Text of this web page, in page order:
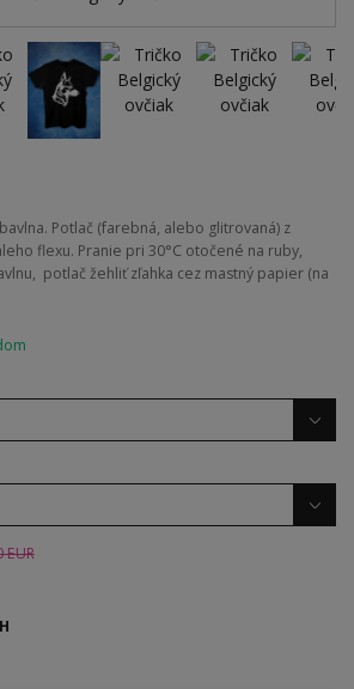
Potlač (farebná, alebo glitrovaná) z
flexu. Pranie pri 30°C otočené na ruby,
potlač žehliť zľahka cez mastný papier (na
EUR